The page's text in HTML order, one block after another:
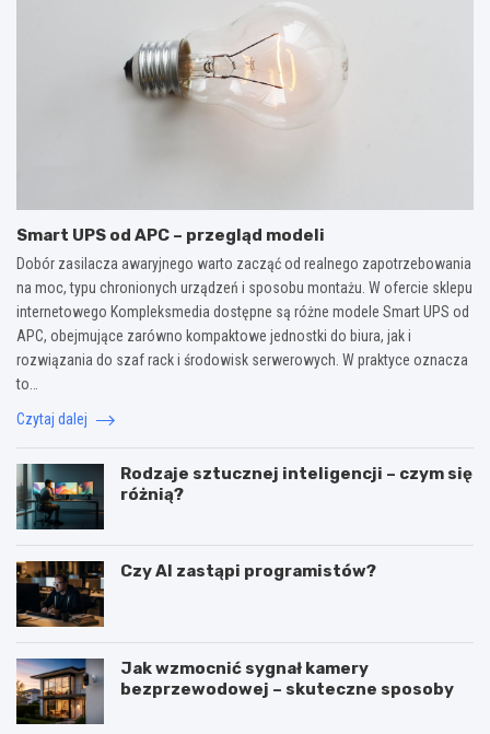
Smart UPS od APC – przegląd modeli
Dobór zasilacza awaryjnego warto zacząć od realnego zapotrzebowania
na moc, typu chronionych urządzeń i sposobu montażu. W ofercie sklepu
internetowego Kompleksmedia dostępne są różne modele Smart UPS od
APC, obejmujące zarówno kompaktowe jednostki do biura, jak i
rozwiązania do szaf rack i środowisk serwerowych. W praktyce oznacza
to…
Czytaj dalej
Rodzaje sztucznej inteligencji – czym się
różnią?
Czy AI zastąpi programistów?
Jak wzmocnić sygnał kamery
bezprzewodowej – skuteczne sposoby